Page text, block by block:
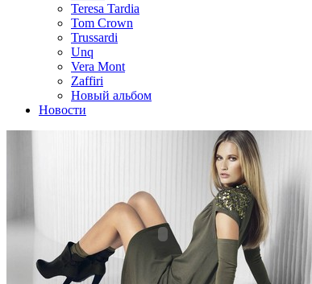
Teresa Tardia
Tom Crown
Trussardi
Unq
Vera Mont
Zaffiri
Новый альбом
Новости